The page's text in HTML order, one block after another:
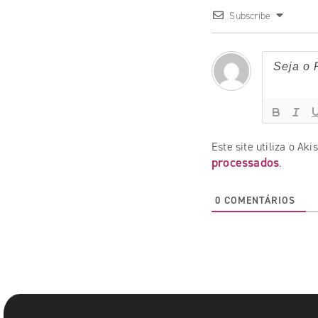
Subscribe
Este site utiliza o
processados.
0 COMENTÁRIOS